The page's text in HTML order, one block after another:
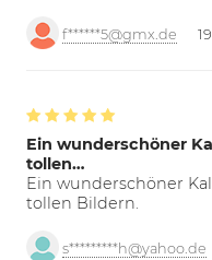
f******5@gmx.de
Ein wunderschöner
tollen…
Ein wunderschöner
tollen Bildern.
s*********h@yahoo.de